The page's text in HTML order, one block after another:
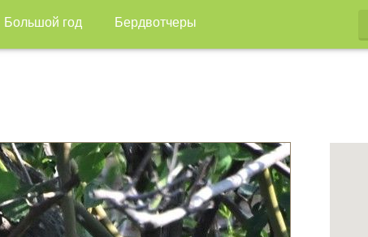
Большой год Бердвотчеры